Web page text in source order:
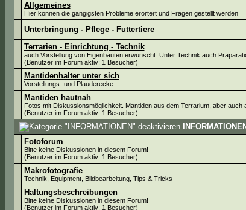
Allgemeines
Hier können die gängigsten Probleme erörtert und Fragen gestellt werden
Unterbringung - Pflege - Futtertiere
Terrarien - Einrichtung - Technik
auch Vorstellung von Eigenbauten erwünscht. Unter Technik auch
(Benutzer im Forum aktiv: 1 Besucher)
Mantidenhalter unter sich
Vorstellungs- und Plauderecke
Mantiden hautnah
Fotos mit Diskussionsmöglichkeit. Mantiden aus dem Terrarium, aber auch
(Benutzer im Forum aktiv: 1 Besucher)
INFORMATIONEN
Fotoforum
Bitte keine Diskussionen in diesem Forum!
(Benutzer im Forum aktiv: 1 Besucher)
Makrofotografie
Technik, Equipment, Bildbearbeitung, Tips & Tricks
Haltungsbeschreibungen
Bitte keine Diskussionen in diesem Forum!
(Benutzer im Forum aktiv: 1 Besucher)